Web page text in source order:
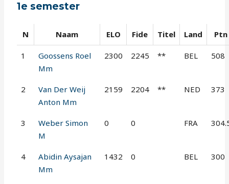
1e semester
N Naam ELO Fide Titel Land Ptn
1
Goossens Roel
Mm
2300 2245 ** BEL 508
2
Van Der Weij
Anton Mm
2159 2204 ** NED 373
3
Weber Simon
M
0 0 FRA
4
Abidin Aysajan
Mm
1432 0 BEL 300